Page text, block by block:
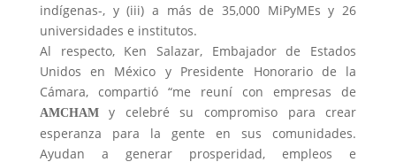
indígenas-, y (iii) a más de 35,000 MiPyMEs y 26
universidades e institutos.
Al respecto, Ken Salazar, Embajador de Estados
Unidos en México y Presidente Honorario de la
Cámara, compartió “me reuní con empresas de
AMCHAMy celebré su compromiso para crear
esperanza para la gente en sus comunidades.
Ayudan a generar prosperidad, empleos e